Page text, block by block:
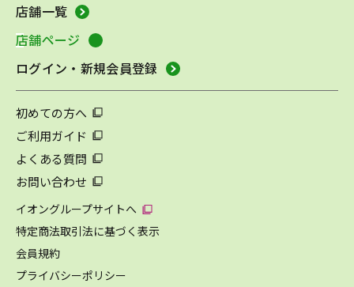
店舗一覧
店舗ページ
ログイン・新規会員登録
初めての方へ
ご利用ガイド
よくある質問
お問い合わせ
イオングループサイトへ
特定商法取引法に基づく表示
会員規約
プライバシーポリシー